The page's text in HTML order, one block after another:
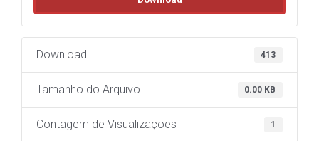
Download 413
Tamanho do Arquivo 0.00 KB
Contagem de Visualizações 1